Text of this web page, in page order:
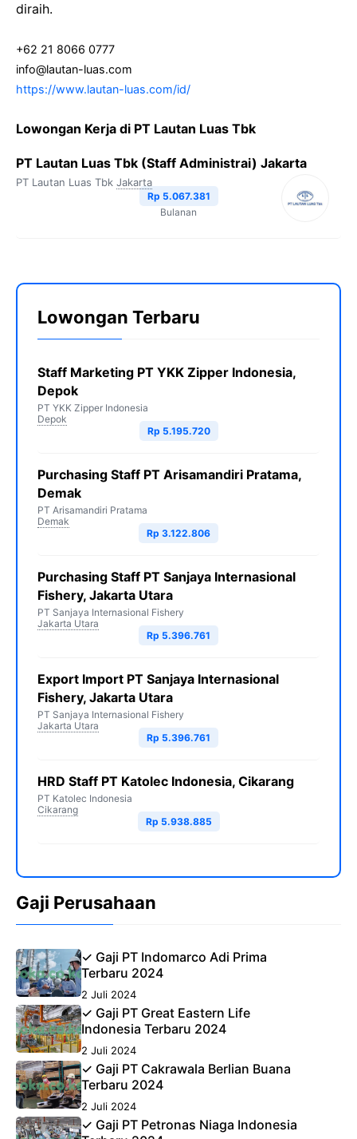
diraih.
+62 21 8066 0777
info@lautan-luas.com
https://www.lautan-luas.com/id/
Lowongan Kerja di PT Lautan Luas Tbk
PT Lautan Luas Tbk (Staff Administrai) Jakarta
PT Lautan Luas Tbk Jakarta
Rp 5.067.381
Bulanan
Lowongan Terbaru
Staff Marketing PT YKK Zipper Indonesia,
Depok
PT YKK Zipper Indonesia
Depok
Rp 5.195.720
Purchasing Staff PT Arisamandiri Pratama,
Demak
PT Arisamandiri Pratama
Demak
Rp 3.122.806
Purchasing Staff PT Sanjaya Internasional
Fishery, Jakarta Utara
PT Sanjaya Internasional Fishery
Jakarta Utara
Rp 5.396.761
Export Import PT Sanjaya Internasional
Fishery, Jakarta Utara
PT Sanjaya Internasional Fishery
Jakarta Utara
Rp 5.396.761
HRD Staff PT Katolec Indonesia, Cikarang
PT Katolec Indonesia
Cikarang
Rp 5.938.885
Gaji Perusahaan
✓ Gaji PT Indomarco Adi Prima
Terbaru 2024
2 Juli 2024
✓ Gaji PT Great Eastern Life
Indonesia Terbaru 2024
2 Juli 2024
✓ Gaji PT Cakrawala Berlian Buana
Terbaru 2024
2 Juli 2024
✓ Gaji PT Petronas Niaga Indonesia